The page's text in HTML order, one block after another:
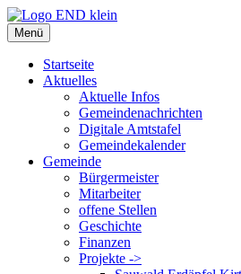
Zum
Inhalt
springen
Menü
Startseite
Aktuelles
Aktuelle Infos
Gemeindenachrichten
Digitale Amtstafel
Gemeindekalender
Gemeinde
Bürgermeister
Mitarbeiter
offene Stellen
Geschichte
Finanzen
Projekte ->